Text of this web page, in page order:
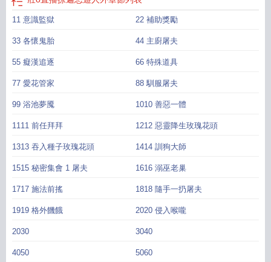
11 意識監獄 22 補助獎勵
33 各懷鬼胎 44 主廚屠夫
55 癡漢追逐 66 特殊道具
77 愛花管家 88 馴服屠夫
99 浴池夢魇 1010 善惡一體
1111 前任拜拜 1212 惡靈降生玫瑰花頭
1313 吞入種子玫瑰花頭 1414 訓狗大師
1515 秘密集會 1 屠夫 1616 溺巫老巢
1717 施法前搖 1818 隨手一扔屠夫
1919 格外饑餓 2020 侵入喉嚨
2030 3040
4050 5060